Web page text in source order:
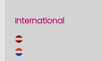
International